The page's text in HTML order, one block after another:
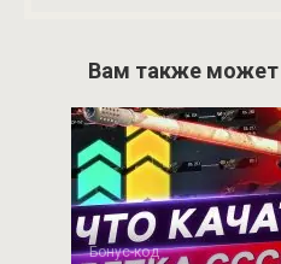
Вам также может
Бонус-код